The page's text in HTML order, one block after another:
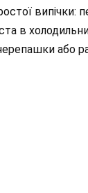
випічки:
в
або